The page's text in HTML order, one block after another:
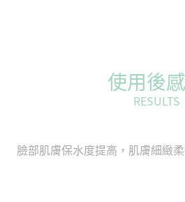
使用後
RESULTS
臉部肌膚保水度提高，肌膚細緻